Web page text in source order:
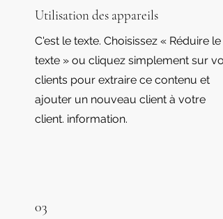
Utilisation des appareils
C'est le texte. Choisissez « Réduire le
texte » ou cliquez simplement sur vos
clients pour extraire ce contenu et
ajouter un nouveau client à votre
client. information.
03